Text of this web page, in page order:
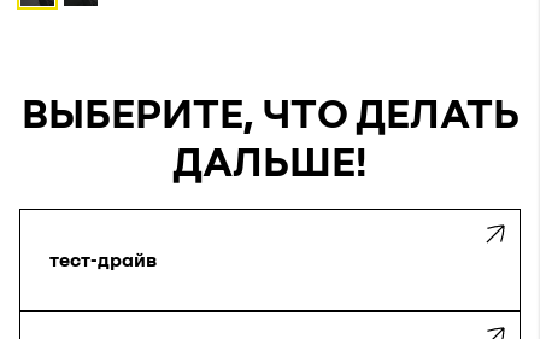
ВЫБЕРИТЕ, ЧТО ДЕЛАТЬ
ДАЛЬШЕ!
тест-драйв